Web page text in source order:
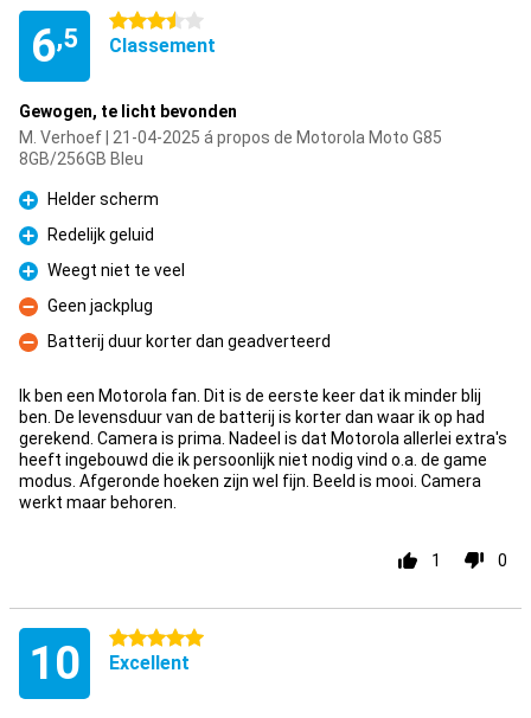
6,5
3.5 étoiles
Classement
Gewogen, te licht bevonden
M. Verhoef | 21-04-2025 á propos de Motorola Moto G85
8GB/256GB Bleu
Pour
Helder scherm
Pour
Redelijk geluid
Pour
Weegt niet te veel
Contre
Geen jackplug
Contre
Batterij duur korter dan geadverteerd
Ik ben een Motorola fan. Dit is de eerste keer dat ik minder blij
ben. De levensduur van de batterij is korter dan waar ik op had
gerekend. Camera is prima. Nadeel is dat Motorola allerlei extra's
heeft ingebouwd die ik persoonlijk niet nodig vind o.a. de game
modus. Afgeronde hoeken zijn wel fijn. Beeld is mooi. Camera
werkt maar behoren.
1 0
10 5 étoiles
Excellent